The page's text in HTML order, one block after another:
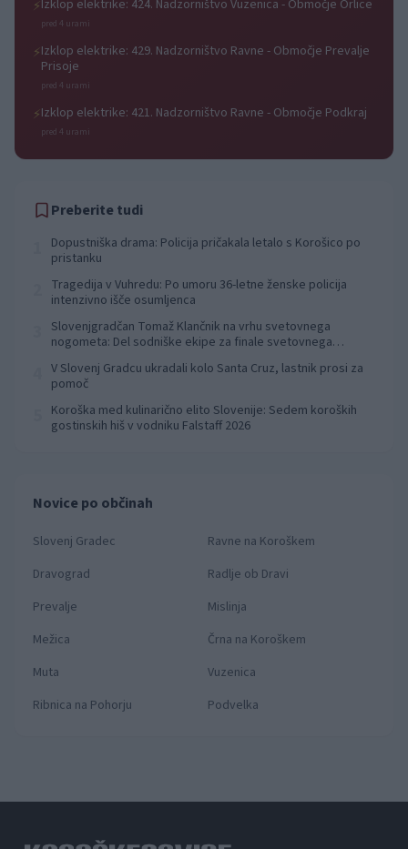
⚡Izklop elektrike: 424. Nadzorništvo Vuzenica - Območje Orlice
pred 4 urami
⚡Izklop elektrike: 429. Nadzorništvo Ravne - Območje Prevalje
Prisoje
pred 4 urami
⚡Izklop elektrike: 421. Nadzorništvo Ravne - Območje Podkraj
pred 4 urami
Preberite tudi
Dopustniška drama: Policija pričakala letalo s Korošico po
pristanku
Tragedija v Vuhredu: Po umoru 36-letne ženske policija
intenzivno išče osumljenca
Slovenjgradčan Tomaž Klančnik na vrhu svetovnega
nogometa: Del sodniške ekipe za finale svetovnega
V Slovenj Gradcu ukradali kolo Santa Cruz, lastnik prosi za
pomoč
Koroška med kulinarično elito Slovenije: Sedem koroških
gostinskih hiš v vodniku Falstaff 2026
Novice po občinah
Slovenj Gradec
Ravne na Koroškem
Dravograd
Radlje ob Dravi
Prevalje
Mislinja
Mežica
Črna na Koroškem
Muta
Vuzenica
Ribnica na Pohorju
Podvelka